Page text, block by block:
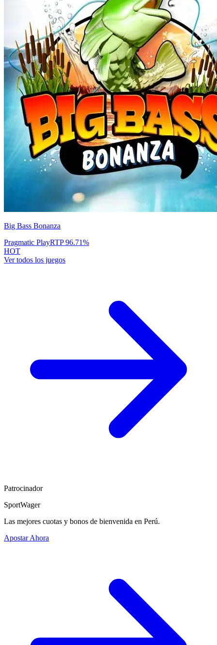
Big Bass Bonanza
Pragmatic PlayRTP96.71%
HOT
Ver todos los juegos
Patrocinador
SportWager
Las mejores cuotas y bonos de bienvenida en Perú.
Apostar Ahora